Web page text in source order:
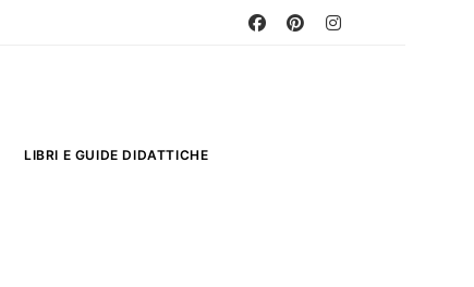
LIBRI E GUIDE DIDATTICHE